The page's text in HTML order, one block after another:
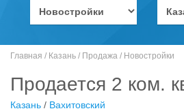
Главная / Казань / Продажа / Новостройки
Продается 2 ком.
Казань / Вахитовский